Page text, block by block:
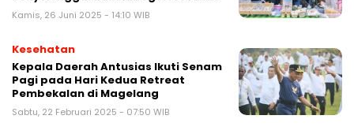
Kamis, 26 Juni 2025 - 14:10 WIB
Kesehatan
Kepala Daerah Antusias Ikuti Senam
Pagi pada Hari Kedua Retreat
Pembekalan di Magelang
Sabtu, 22 Februari 2025 - 07:50 WIB